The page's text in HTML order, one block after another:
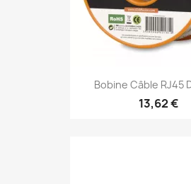
Bobine Câble RJ45
13,62 €